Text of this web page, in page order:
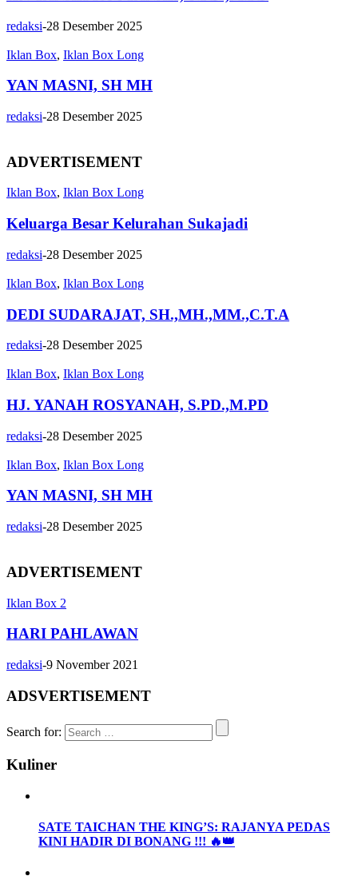
redaksi-28 Desember 2025
Iklan Box, Iklan Box Long
YAN MASNI, SH MH
redaksi-28 Desember 2025
ADVERTISEMENT
Iklan Box, Iklan Box Long
Keluarga Besar Kelurahan Sukajadi
redaksi-28 Desember 2025
Iklan Box, Iklan Box Long
DEDI SUDARAJAT, SH.,MH.,MM.,C.T.A
redaksi-28 Desember 2025
Iklan Box, Iklan Box Long
HJ. YANAH ROSYANAH, S.PD.,M.PD
redaksi-28 Desember 2025
Iklan Box, Iklan Box Long
YAN MASNI, SH MH
redaksi-28 Desember 2025
ADVERTISEMENT
Iklan Box 2
HARI PAHLAWAN
redaksi-9 November 2021
ADSVERTISEMENT
Search for:
Kuliner
SATE TAICHAN THE KING’S: RAJANYA PEDAS
KINI HADIR DI BONANG !!! 🔥👑